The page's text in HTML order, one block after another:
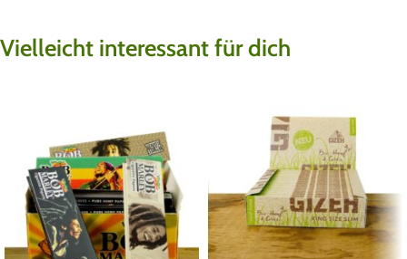
Vielleicht interessant für dich